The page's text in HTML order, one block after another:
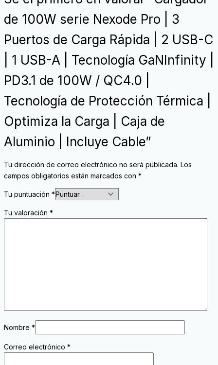
de 100W serie Nexode Pro | 3
Puertos de Carga Rápida | 2 USB-C
| 1 USB-A | Tecnología GaNInfinity |
PD3.1 de 100W / QC4.0 |
Tecnología de Protección Térmica |
Optimiza la Carga | Caja de
Aluminio | Incluye Cable”
Tu dirección de correo electrónico no será publicada. Los
campos obligatorios están marcados con *
Tu puntuación *
Tu valoración *
Nombre *
Correo electrónico *